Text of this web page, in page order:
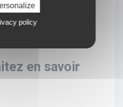
en savoir
policy